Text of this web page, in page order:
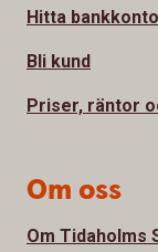
Hitta
Bli kund
Priser, räntor
Om oss
Om Tidaholms